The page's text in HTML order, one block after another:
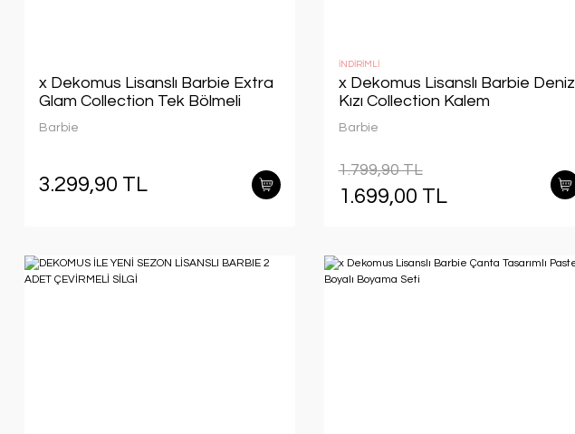
x Dekomus Lisanslı Barbie Extra
Glam Collection Tek Bölmeli
Küçük Boy 35 Cm Anaokul
Çantası ve 500 ML Matara Seti
Barbie
3.299,90 TL
İNDİRİMLİ
x Dekomus Lisanslı Barbie Deniz
Kızı Collection Kalem
Çantası,Parlak Geçmeli
Kalem,Roket Silgi,Kalpli
Barbie
1.799,90 TL
1.699,00 TL